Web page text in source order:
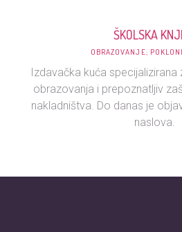
ŠKOLSKA
OBRAZOVANJE;
Izdavačka kuća
obrazovanja i prepoznatljiv
nakladništva. Do danas je
naslova.